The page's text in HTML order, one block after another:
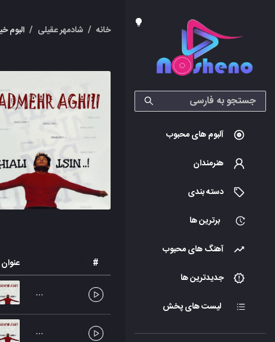
آلبوم های محبوب
هنرمندان
دسته بندی
برترین ها
آهنگ های محبوب
جدیدترین ها
لیست های پخش
خانه / شادمهر عقیلی / البوم
# عنوان